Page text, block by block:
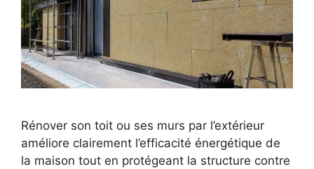
Rénover son toit ou ses murs par l’extérieur
améliore clairement l’efficacité énergétique de
la maison tout en protégeant la structure contre